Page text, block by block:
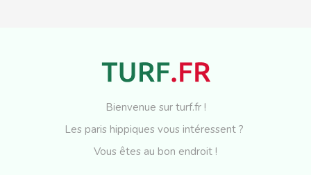
Bienvenue sur turf.fr !
Les paris hippiques vous intéressent ?
Vous êtes au bon endroit !